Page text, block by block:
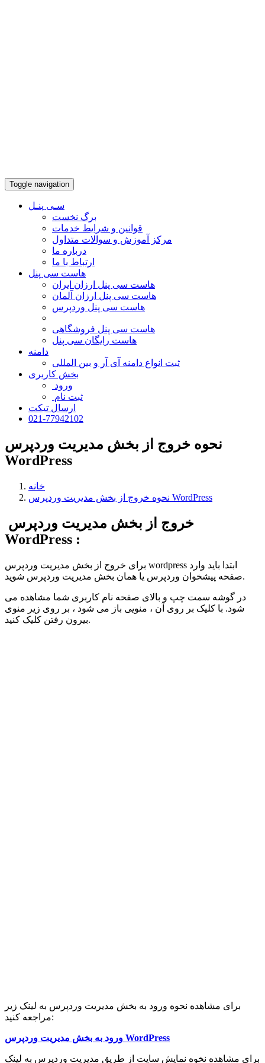
Toggle navigation
سـی پنـل
برگ نخست
قوانین و شرایط خدمات
مرکز آموزش و سوالات متداول
درباره ما
ارتباط با ما
هاست سی پنل
هاست سی پنل ارزان ایران
هاست سی پنل ارزان آلمان
هاست سی پنل وردپرس
هاست سی پنل فروشگاهی
هاست رایگان سی پنل
دامنه
ثبت انواع دامنه آی آر و بین المللی
بخش کاربری
ورود
ثبت نام
ارسال تیکت
021-77942102
نحوه خروج از بخش مدیریت وردپرس
WordPress
خانه
نحوه خروج از بخش مدیریت وردپرس WordPress
WordPress :
برای خروج از بخش مدیریت وردپرس wordpress ابتدا باید وارد
صفحه پیشخوان وردپرس یا همان بخش مدیریت وردپرس شوید.
در گوشه سمت چپ و بالای صفحه نام کاربری شما مشاهده می
شود. با کلیک بر روی آن ، منویی باز می شود ، بر روی زیر منوی
بیرون رفتن کلیک کنید.
برای مشاهده نحوه ورود به بخش مدیریت وردپرس به لینک زیر
مراجعه کنید:
ورود به بخش مدیریت وردپرس WordPress
برای مشاهده نخوه نمایش سایت از طریق مدیریت وردپرس به لینک